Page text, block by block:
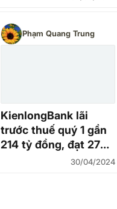
Phạm Quang Trung
KienlongBank lãi
trước thuế quý 1 gần
214 tỷ đồng, đạt 27%
kế hoạch năm30/04/2024